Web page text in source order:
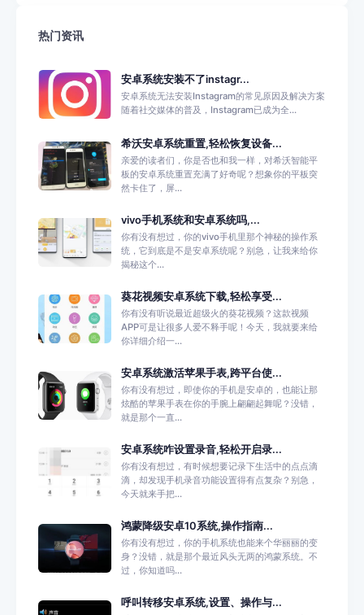
热门资讯
安卓系统安装不了instagr...
安卓系统无法安装Instagram的常见原因及解决方案
随着社交媒体的普及，Instagram已成为全...
希沃安卓系统重置,轻松恢复设备...
亲爱的读者们，你是否也和我一样，对希沃智能平
板的安卓系统重置充满了好奇呢？想象你的平板突
然卡住了，屏...
vivo手机系统和安卓系统吗,...
你有没有想过，你的vivo手机里那个神秘的操作系
统，它到底是不是安卓系统呢？别急，让我来给你
揭秘这个...
葵花视频安卓系统下载,轻松享受...
你有没有听说最近超级火的葵花视频？这款视频
APP可是让很多人爱不释手呢！今天，我就要来给
你详细介绍一...
安卓系统激活苹果手表,跨平台使...
你有没有想过，即使你的手机是安卓的，也能让那
炫酷的苹果手表在你的手腕上翩翩起舞呢？没错，
就是那个一直...
安卓系统咋设置录音,轻松开启录...
你有没有想过，有时候想要记录下生活中的点点滴
滴，却发现手机录音功能设置得有点复杂？别急，
今天就来手把...
鸿蒙降级安卓10系统,操作指南...
你有没有想过，你的手机系统也能来个华丽丽的变
身？没错，就是那个最近风头无两的鸿蒙系统。不
过，你知道吗...
呼叫转移安卓系统,设置、操作与...